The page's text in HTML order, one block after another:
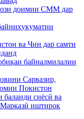
доимии СММ дар
ва Чин дар самти
байналмилалии
Сарвазир,
Покистон
сиёсӣ ва
иштирок